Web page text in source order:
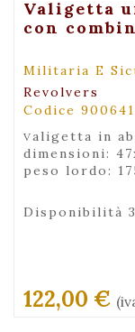
Valigetta
con
Militaria E
Revolvers
Codice
valigetta in abs imbottita per due pistole.
dimensioni:
peso lordo:
Disponibilità
122,00 €